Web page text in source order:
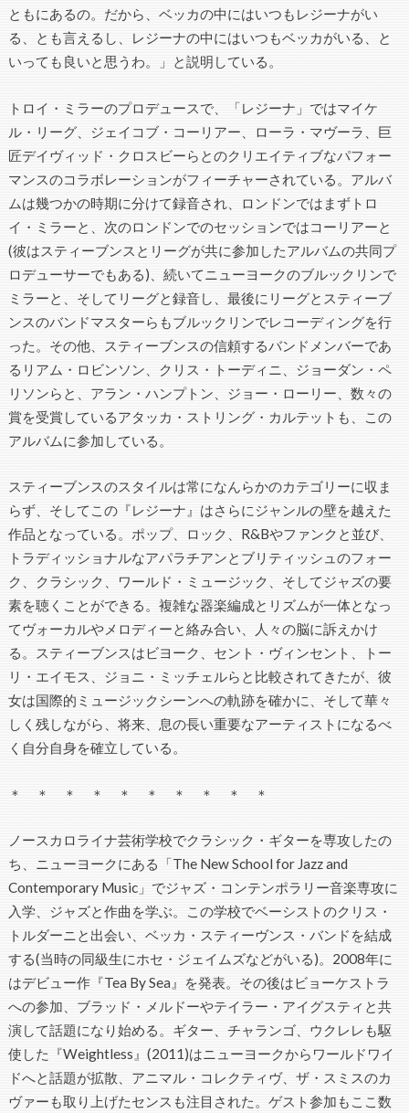
ともにあるの。だから、ベッカの中にはいつもレジーナがい
る、とも言えるし、レジーナの中にはいつもベッカがいる、と
いっても良いと思うわ。」と説明している。
トロイ・ミラーのプロデュースで、「レジーナ」ではマイケ
ル・リーグ、ジェイコブ・コーリアー、ローラ・マヴーラ、巨
匠デイヴィッド・クロスビーらとのクリエイティブなパフォー
マンスのコラボレーションがフィーチャーされている。アルバ
ムは幾つかの時期に分けて録音され、ロンドンではまずトロ
イ・ミラーと、次のロンドンでのセッションではコーリアーと
(彼はスティーブンスとリーグが共に参加したアルバムの共同プ
ロデューサーでもある)、続いてニューヨークのブルックリンで
ミラーと、そしてリーグと録音し、最後にリーグとスティーブ
ンスのバンドマスターらもブルックリンでレコーディングを行
った。その他、スティーブンスの信頼するバンドメンバーであ
るリアム・ロビンソン、クリス・トーディニ、ジョーダン・ペ
リソンらと、アラン・ハンプトン、ジョー・ローリー、数々の
賞を受賞しているアタッカ・ストリング・カルテットも、この
アルバムに参加している。
スティーブンスのスタイルは常になんらかのカテゴリーに収ま
らず、そしてこの『レジーナ』はさらにジャンルの壁を越えた
作品となっている。ポップ、ロック、R&Bやファンクと並び、
トラディッショナルなアパラチアンとブリティッシュのフォー
ク、クラシック、ワールド・ミュージック、そしてジャズの要
素を聴くことができる。複雑な器楽編成とリズムが一体となっ
てヴォーカルやメロディーと絡み合い、人々の脳に訴えかけ
る。スティーブンスはビヨーク、セント・ヴィンセント、トー
リ・エイモス、ジョニ・ミッチェルらと比較されてきたが、彼
女は国際的ミュージックシーンへの軌跡を確かに、そして華々
しく残しながら、将来、息の長い重要なアーティストになるべ
く自分自身を確立している。
＊ ＊ ＊ ＊ ＊ ＊ ＊ ＊ ＊ ＊
ノースカロライナ芸術学校でクラシック・ギターを専攻したの
ち、ニューヨークにある「The New School for Jazz and
Contemporary Music」でジャズ・コンテンポラリー音楽専攻に
入学、ジャズと作曲を学ぶ。この学校でベーシストのクリス・
トルダーニと出会い、ベッカ・スティーヴンス・バンドを結成
する(当時の同級生にホセ・ジェイムズなどがいる)。2008年に
はデビュー作『Tea By Sea』を発表。その後はビョーケストラ
への参加、ブラッド・メルドーやテイラー・アイグスティと共
演して話題になり始める。ギター、チャランゴ、ウクレレも駆
使した『Weightless』(2011)はニューヨークからワールドワイ
ドへと話題が拡散、アニマル・コレクティヴ、ザ・スミスのカ
ヴァーも取り上げたセンスも注目された。ゲスト参加もここ数